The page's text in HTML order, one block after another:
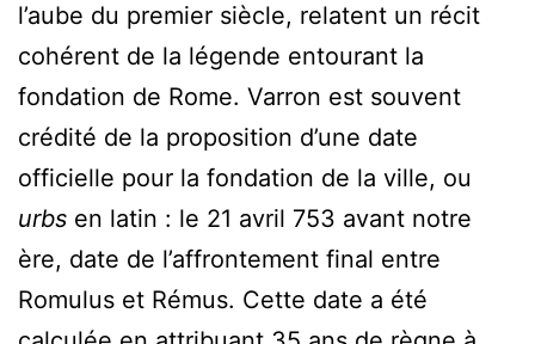
l’aube du premier siècle, relatent un récit
cohérent de la légende entourant la
fondation de Rome. Varron est souvent
crédité de la proposition d’une date
officielle pour la fondation de la ville, ou
urbs en latin : le 21 avril 753 avant notre
ère, date de l’affrontement final entre
Romulus et Rémus. Cette date a été